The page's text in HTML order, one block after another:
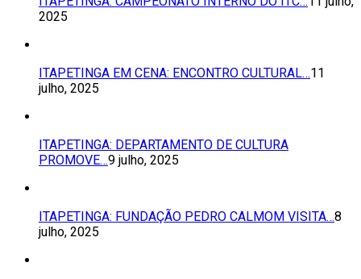
2025
ITAPETINGA EM CENA: ENCONTRO CULTURAL…11
julho, 2025
ITAPETINGA: DEPARTAMENTO DE CULTURA
PROMOVE…9 julho, 2025
ITAPETINGA: FUNDAÇÃO PEDRO CALMOM VISITA…8
julho, 2025